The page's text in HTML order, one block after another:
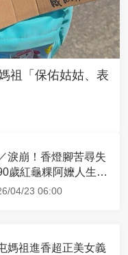
祖「保佑姑姑、表
淚崩！香燈腳苦尋失
紅龜粿阿嬤人生謝
04/23 06:00
媽祖進香超正美女義